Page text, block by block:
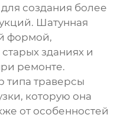
создания более
Шатунная
формой,
зданиях и
ремонте.
типа траверсы
которую она
от особенностей